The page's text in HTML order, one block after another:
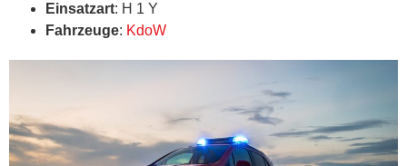
Einsatzart: H 1 Y
Fahrzeuge: KdoW